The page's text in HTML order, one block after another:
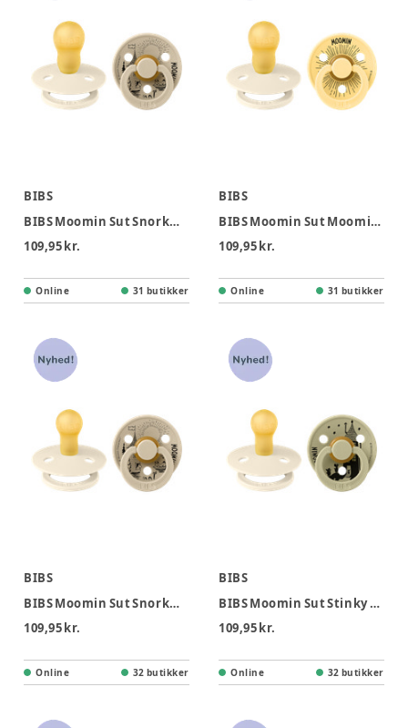
BIBS
BIBS Moomin Sut Snorkmaiden 2pk Str. 3 - Ivory Vanilla
109,95 kr.
Online 31 butikker
BIBS
BIBS Moomin Sut Moomintroll 2pk Str 3 - Ivory Pale Butter
109,95 kr.
Online 31 butikker
BIBS
BIBS Moomin Sut Snorkmaiden 2pk Str 1 - Ivory Vanilla
109,95 kr.
Online 32 butikker
BIBS
BIBS Moomin Sut Stinky 2pk Latex Str 1 - Ivory Khaki
109,95 kr.
Online 32 butikker